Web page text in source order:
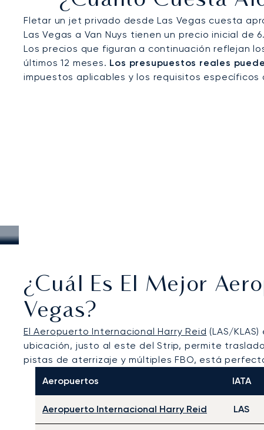
Fletar un jet privado desde Las Vegas cuesta
Las Vegas a Van Nuys tienen un precio inicial de
Los precios que figuran a continuación reflejan
últimos 12 meses. Los presupuestos reales
impuestos aplicables y los requisitos específicos
¿Cuál Es El Mejor
Vegas?
El Aeropuerto Internacional Harry Reid (LAS/
ubicación, justo al este del Strip, permite
pistas de aterrizaje y múltiples FBO, está
Aeropuertos
IATA
Aeropuerto Internacional Harry Reid LAS